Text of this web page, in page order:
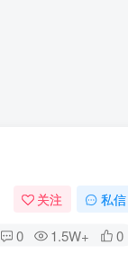
关注 私信
0 1.5W+ 0